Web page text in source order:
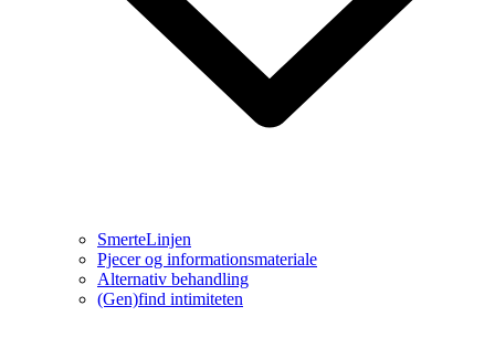
SmerteLinjen
Pjecer og informationsmateriale
Alternativ behandling
(Gen)find intimiteten